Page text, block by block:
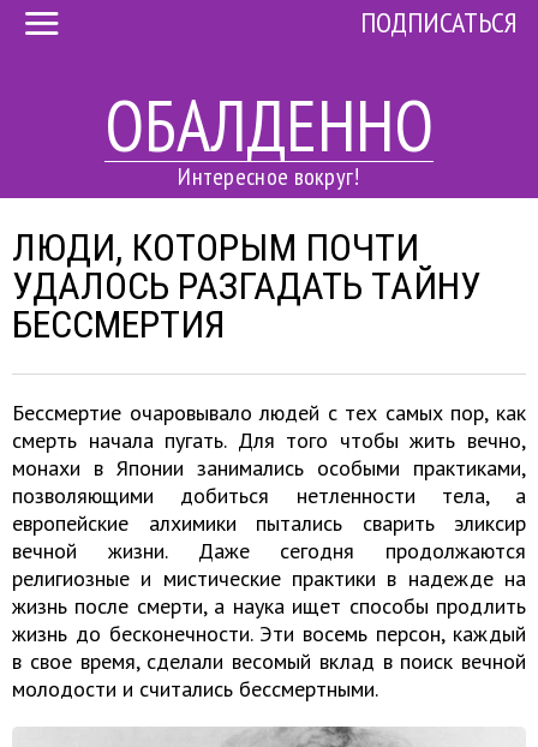
ОБАЛДЕННО
Интересное вокруг!
ПОДПИСАТЬСЯ
ЛЮДИ, КОТОРЫМ ПОЧТИ
УДАЛОСЬ РАЗГАДАТЬ ТАЙНУ
БЕССМЕРТИЯ
Бессмертие очаровывало людей с тех самых пор, как
смерть начала пугать. Для того чтобы жить вечно,
монахи в Японии занимались особыми практиками,
позволяющими добиться нетленности тела, а
европейские алхимики пытались сварить эликсир
вечной жизни. Даже сегодня продолжаются
религиозные и мистические практики в надежде на
жизнь после смерти, а наука ищет способы продлить
жизнь до бесконечности. Эти восемь персон, каждый
в свое время, сделали весомый вклад в поиск вечной
молодости и считались бессмертными.